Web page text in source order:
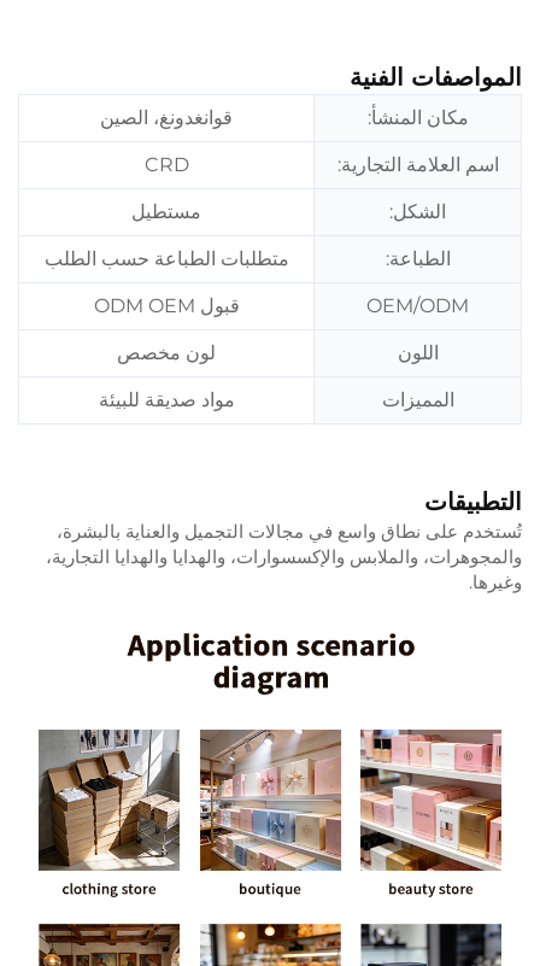
المواصفات الفنية
مكان المنشأ: قوانغدونغ، الصين
اسم العلامة التجارية: CRD
الشكل: مستطيل
الطباعة: متطلبات الطباعة حسب الطلب
OEM/ODM قبول ODM OEM
اللون لون مخصص
المميزات مواد صديقة للبيئة
التطبيقات
تُستخدم على نطاق واسع في مجالات التجميل والعناية بالبشرة،
والمجوهرات، والملابس والإكسسوارات، والهدايا والهدايا التجارية،
وغيرها.